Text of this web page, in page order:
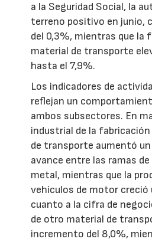
a la Seguridad Social, la
terreno positivo en junio,
del 0,3%, mientras que la
material de transporte
hasta el 7,9%.
Los indicadores de
reflejan un
ambos subsectores. En
industrial de la
de transporte aumentó
avance entre las ramas
metal, mientras que la
vehículos de motor creció
cuanto a la cifra de
de otro material de
incremento del 8,0%,